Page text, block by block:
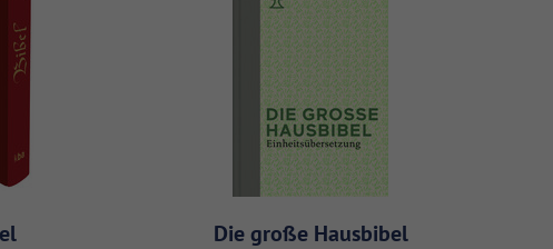
Die große Hausbibel